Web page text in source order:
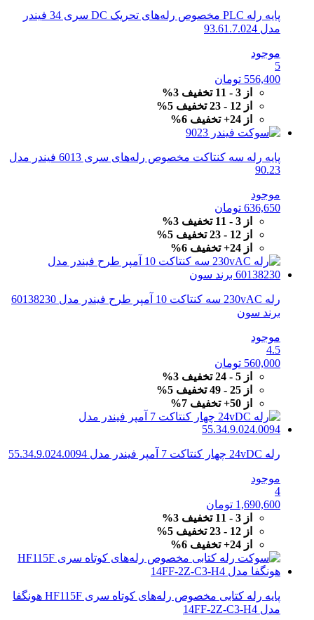
پایه رله PLC مخصوص رله‌های تحریک DC سری 34 فیندر
مدل 93.61.7.024
موجود
5
556,400 تومان
از 3 - 11 تخفیف 3%
از 12 - 23 تخفیف 5%
از 24+ تخفیف 6%
پایه رله سه کنتاکت مخصوص رله‌های سری 6013 فیندر مدل
90.23
موجود
636,650 تومان
از 3 - 11 تخفیف 3%
از 12 - 23 تخفیف 5%
از 24+ تخفیف 6%
رله 230vAC سه کنتاکت 10 آمپر طرح فیندر مدل 60138230
برند سون
موجود
4.5
560,000 تومان
از 5 - 24 تخفیف 3%
از 25 - 49 تخفیف 5%
از 50+ تخفیف 7%
رله 24vDC چهار کنتاکت 7 آمپر فیندر مدل 55.34.9.024.0094
موجود
4
1,690,600 تومان
از 3 - 11 تخفیف 3%
از 12 - 23 تخفیف 5%
از 24+ تخفیف 6%
پایه رله کتابی مخصوص رله‌های کوتاه سری HF115F هونگفا
مدل 14FF-2Z-C3-H4